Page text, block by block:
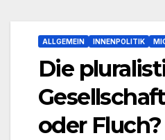
ALLGEMEIN INNENPOLITIK
Die
oder Fluch?